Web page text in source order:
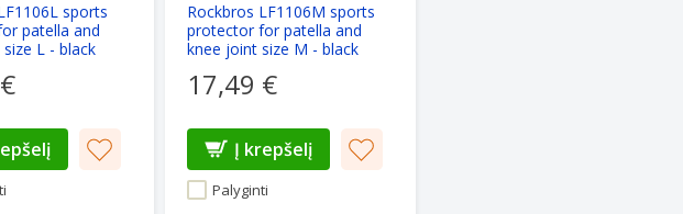
sports
patella and
L - black
Rockbros LF1106M sports
protector for patella and
knee joint size M - black
17,49 €
Palyginti
Į krepšelį